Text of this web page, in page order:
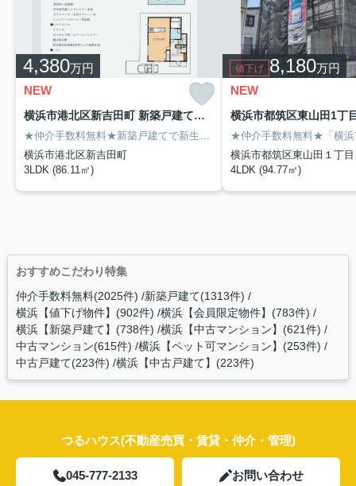
4,380万円
NEW
横浜市港北区新吉田町 新築戸建て【仲介手数料無料】
★仲介手数料無料★新築戸建てで新生活を始めてはいかがでしょうか。追い焚き機能付きで水道代の節約につながります。来客が一目でわかるTVインターホン付き。洗濯物を干して乾かせる浴室乾燥機付きのお風呂場のある物件です。横浜市港北区に特化した当社には、不動産情報はもちろんのこと、地域情報にも詳しいスタッフが在籍しております。きっと不動産探しの強い味方となるでしょう。
横浜市港北区新吉田町
3LDK (86.11㎡)
値下げ 8,180万円
NEW
横浜市都筑区東山田１丁目
4LDK (94.77㎡)
おすすめこだわり特集
仲介手数料無料(2025件) 新築戸建て(1313件)
横浜【値下げ物件】(902件) 横浜【会員限定物件】(783件)
横浜【新築戸建て】(738件) 横浜【中古マンション】(621件)
中古マンション(615件) 横浜【ペット可マンション】(253件)
中古戸建て(223件) 横浜【中古戸建て】(223件)
つるハウス(不動産売買・賃貸・仲介・管理)
045-777-2133 お問い合わせ